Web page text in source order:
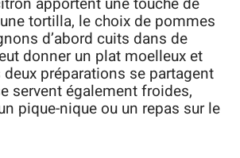
tortilla, le choix de pommes
d’abord cuits dans de
donner un plat moelleux et
deux préparations se partagent
servent également froides,
pique-nique ou un repas sur le